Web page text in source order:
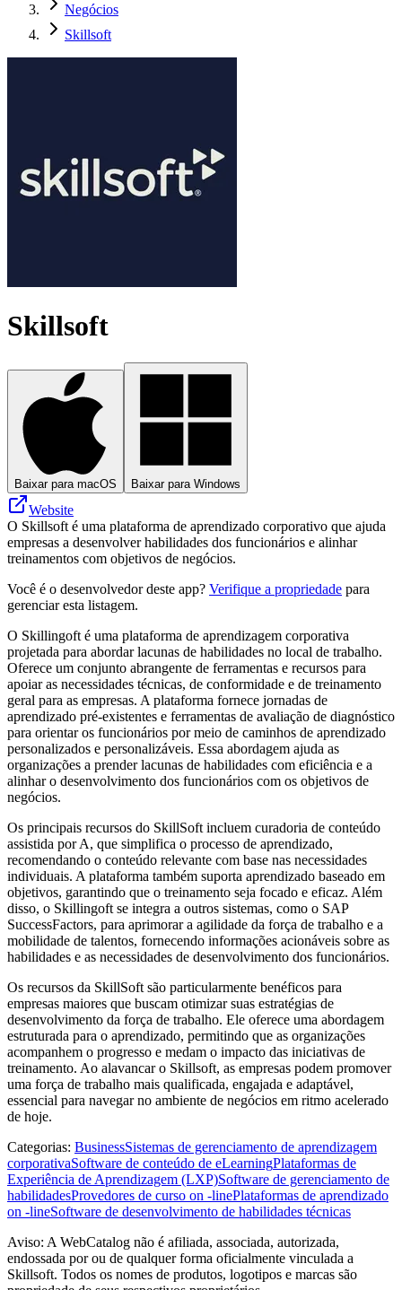
Negócios
Skillsoft
Skillsoft
Baixar para macOS Baixar para Windows
Website
O Skillsoft é uma plataforma de aprendizado corporativo que ajuda
empresas a desenvolver habilidades dos funcionários e alinhar
treinamentos com objetivos de negócios.
Você é o desenvolvedor deste app? Verifique a propriedade para
gerenciar esta listagem.
O Skillingoft é uma plataforma de aprendizagem corporativa
projetada para abordar lacunas de habilidades no local de trabalho.
Oferece um conjunto abrangente de ferramentas e recursos para
apoiar as necessidades técnicas, de conformidade e de treinamento
geral para as empresas. A plataforma fornece jornadas de
aprendizado pré-existentes e ferramentas de avaliação de diagnóstico
para orientar os funcionários por meio de caminhos de aprendizado
personalizados e personalizáveis. Essa abordagem ajuda as
organizações a prender lacunas de habilidades com eficiência e a
alinhar o desenvolvimento dos funcionários com os objetivos de
negócios.
Os principais recursos do SkillSoft incluem curadoria de conteúdo
assistida por A, que simplifica o processo de aprendizado,
recomendando o conteúdo relevante com base nas necessidades
individuais. A plataforma também suporta aprendizado baseado em
objetivos, garantindo que o treinamento seja focado e eficaz. Além
disso, o Skillingoft se integra a outros sistemas, como o SAP
SuccessFactors, para aprimorar a agilidade da força de trabalho e a
mobilidade de talentos, fornecendo informações acionáveis ​​sobre as
habilidades e as necessidades de desenvolvimento dos funcionários.
Os recursos da SkillSoft são particularmente benéficos para
empresas maiores que buscam otimizar suas estratégias de
desenvolvimento da força de trabalho. Ele oferece uma abordagem
estruturada para o aprendizado, permitindo que as organizações
acompanhem o progresso e medam o impacto das iniciativas de
treinamento. Ao alavancar o Skillsoft, as empresas podem promover
uma força de trabalho mais qualificada, engajada e adaptável,
essencial para navegar no ambiente de negócios em ritmo acelerado
de hoje.
Categorias: BusinessSistemas de gerenciamento de aprendizagem
corporativaSoftware de conteúdo de eLearningPlataformas de
Experiência de Aprendizagem (LXP)Software de gerenciamento de
habilidadesProvedores de curso on -linePlataformas de aprendizado
on -lineSoftware de desenvolvimento de habilidades técnicas
Aviso: A WebCatalog não é afiliada, associada, autorizada,
endossada por ou de qualquer forma oficialmente vinculada a
Skillsoft. Todos os nomes de produtos, logotipos e marcas são